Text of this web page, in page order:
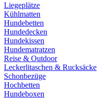
Liegeplätze
Kühlmatten
Hundebetten
Hundedecken
Hundekissen
Hundematratzen
Reise & Outdoor
Leckerlitaschen & Rucksäcke
Schonbezüge
Hochbetten
Hundeboxen